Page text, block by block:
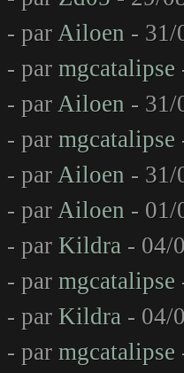
- par Ailoen - 31/
- par mgcatalipse
- par Ailoen - 31/
- par mgcatalipse
- par Ailoen - 31/
- par Ailoen - 01/
- par Kildra - 04/
- par mgcatalipse
- par Kildra - 04/
- par mgcatalipse